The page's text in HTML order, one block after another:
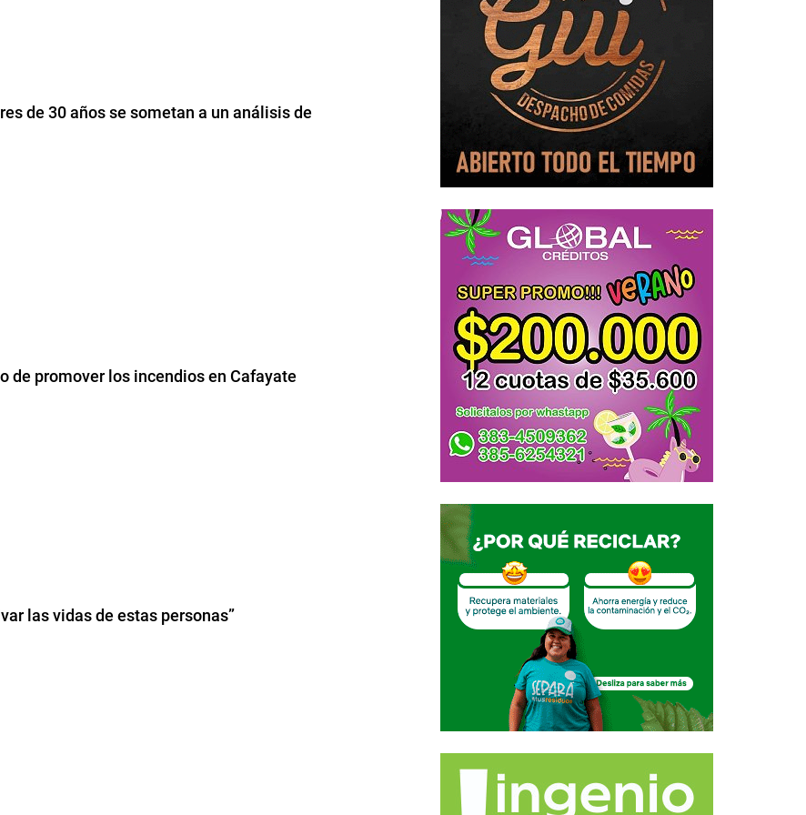
de 30 años se sometan a un análisis de
de promover los incendios en Cafayate
las vidas de estas personas”